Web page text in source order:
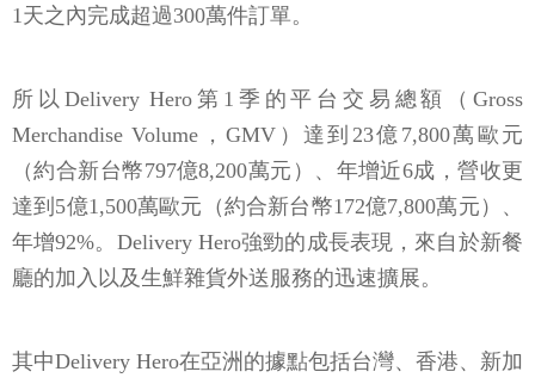
1天之內完成超過300萬件訂單。
所以Delivery Hero第1季的平台交易總額（Gross
Merchandise Volume，GMV）達到23億7,800萬歐元
（約合新台幣797億8,200萬元）、年增近6成，營收更
達到5億1,500萬歐元（約合新台幣172億7,800萬元）、
年增92%。Delivery Hero強勁的成長表現，來自於新餐
廳的加入以及生鮮雜貨外送服務的迅速擴展。
其中Delivery Hero在亞洲的據點包括台灣、香港、新加